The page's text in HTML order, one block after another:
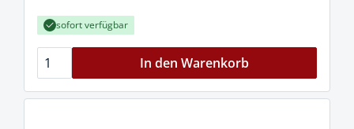
sofort verfügbar
In den Warenkorb